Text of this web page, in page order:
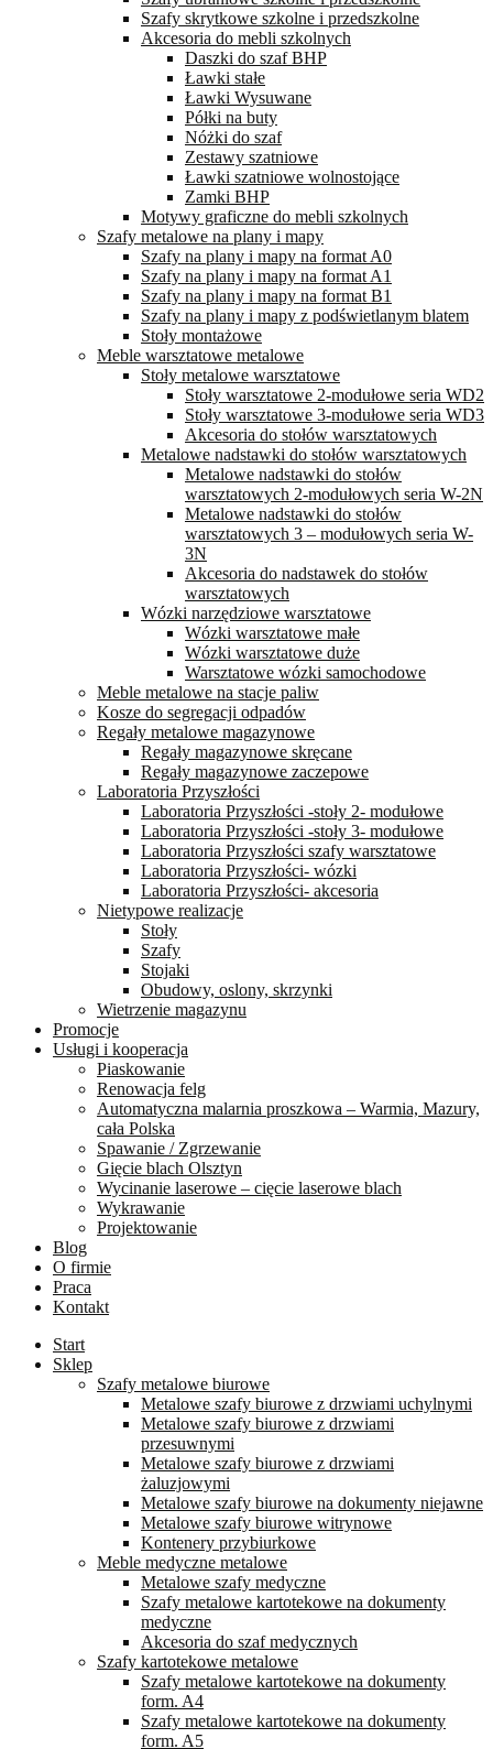
Szafy skrytkowe szkolne i przedszkolne
Akcesoria do mebli szkolnych
Daszki do szaf BHP
Ławki stałe
Ławki Wysuwane
Półki na buty
Nóżki do szaf
Zestawy szatniowe
Ławki szatniowe wolnostojące
Zamki BHP
Motywy graficzne do mebli szkolnych
Szafy metalowe na plany i mapy
Szafy na plany i mapy na format A0
Szafy na plany i mapy na format A1
Szafy na plany i mapy na format B1
Szafy na plany i mapy z podświetlanym blatem
Stoły montażowe
Meble warsztatowe metalowe
Stoły metalowe warsztatowe
Stoły warsztatowe 2-modułowe seria WD2
Stoły warsztatowe 3-modułowe seria WD3
Akcesoria do stołów warsztatowych
Metalowe nadstawki do stołów warsztatowych
Metalowe nadstawki do stołów
warsztatowych 2-modułowych seria W-2N
Metalowe nadstawki do stołów
warsztatowych 3 – modułowych seria W-
3N
Akcesoria do nadstawek do stołów
warsztatowych
Wózki narzędziowe warsztatowe
Wózki warsztatowe małe
Wózki warsztatowe duże
Warsztatowe wózki samochodowe
Meble metalowe na stacje paliw
Kosze do segregacji odpadów
Regały metalowe magazynowe
Regały magazynowe skręcane
Regały magazynowe zaczepowe
Laboratoria Przyszłości
Laboratoria Przyszłości -stoły 2- modułowe
Laboratoria Przyszłości -stoły 3- modułowe
Laboratoria Przyszłości szafy warsztatowe
Laboratoria Przyszłości- wózki
Laboratoria Przyszłości- akcesoria
Nietypowe realizacje
Stoły
Szafy
Stojaki
Obudowy, oslony, skrzynki
Wietrzenie magazynu
Promocje
Usługi i kooperacja
Piaskowanie
Renowacja felg
Automatyczna malarnia proszkowa – Warmia, Mazury,
cała Polska
Spawanie / Zgrzewanie
Gięcie blach Olsztyn
Wycinanie laserowe – cięcie laserowe blach
Wykrawanie
Projektowanie
Blog
O firmie
Praca
Kontakt
Start
Sklep
Szafy metalowe biurowe
Metalowe szafy biurowe z drzwiami uchylnymi
Metalowe szafy biurowe z drzwiami
przesuwnymi
Metalowe szafy biurowe z drzwiami
żaluzjowymi
Metalowe szafy biurowe na dokumenty niejawne
Metalowe szafy biurowe witrynowe
Kontenery przybiurkowe
Meble medyczne metalowe
Metalowe szafy medyczne
Szafy metalowe kartotekowe na dokumenty
medyczne
Akcesoria do szaf medycznych
Szafy kartotekowe metalowe
Szafy metalowe kartotekowe na dokumenty
form. A4
Szafy metalowe kartotekowe na dokumenty
form. A5